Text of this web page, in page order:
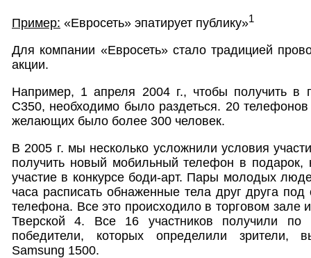
Пример: «Евросеть» эпатирует публику»1
Для компании «Евросеть» стало традицией
акции.
Например, 1 апреля 2004 г., чтобы получить в
С350, необходимо было раздеться. 20
желающих было более 300 человек.
В 2005 г. мы несколько усложнили условия
получить новый мобильный телефон в подарок,
участие в конкурсе боди-арт. Пары молодых
часа расписать обнаженные тела друг друга
телефона. Все это происходило в торговом зале
Тверской 4. Все 16 участников получили по
победители, которых определили зрители,
Samsung 1500.